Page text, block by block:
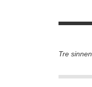
Tre